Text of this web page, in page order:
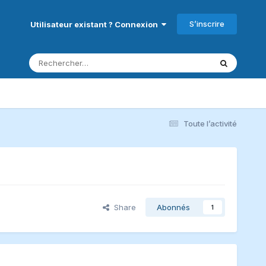
Utilisateur existant ? Connexion S’inscrire
Toute l’activité
Share Abonnés 1